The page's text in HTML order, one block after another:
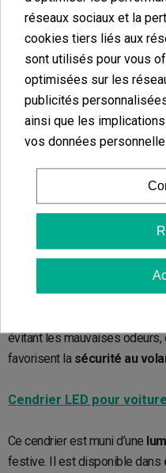
parfaitement hermétiques.
Mini cendrier de poche
Ce mini cendrier de poche
Il estfacile à transporter
résistant parce qu’en métal. Il
Cendrier de poche
Si vous êtes fumeur, avoir un
propretédu véhicule en n’y
évitant les mauvaises
favorisent la sécurité au
Cendrier LED pour voiture
Ce cendrier est muni d’une
festive. Il est disponible dans
réseaux sociaux et la
cookies tiers liés aux
sont utilisés pour vous
optimisées sur les
publicités
ainsi que les
vos données